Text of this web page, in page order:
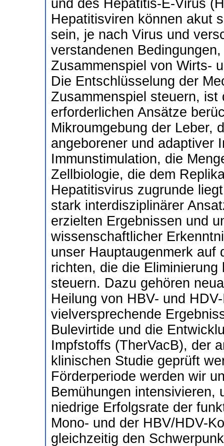
und des Hepatitis-E-Virus
Hepatitisviren können akut
sein, je nach Virus und
verstandenen
Zusammenspiel von Wirts-
Die Entschlüsselung der
Zusammenspiel steuern,
erforderlichen Ansätze
Mikroumgebung der Leber,
angeborener und adaptiver
Immunstimulation, die
Zellbiologie, die dem
Hepatitisvirus zugrunde
stark interdisziplinärer
erzielten Ergebnissen und
wissenschaftlicher
unser Hauptaugenmerk auf
richten, die die
steuern. Dazu gehören
Heilung von HBV- und
vielversprechende
Bulevirtide und die
Impfstoffs (TherVacB), der
klinischen Studie geprüft
Förderperiode werden wir
Bemühungen intensivieren,
niedrige Erfolgsrate der
Mono- und der HBV/HDV-
gleichzeitig den